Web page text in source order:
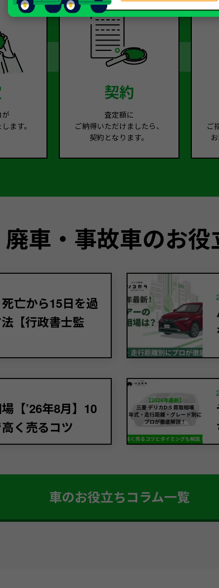
が
ます。
契約
査定額に
ご納得いただけましたら、
契約となります。
ご
車・事故車のお役
亡から15日を過
【行政書士監
【’26年8月】10
く売るコツ
車のお役立ちコラム一覧